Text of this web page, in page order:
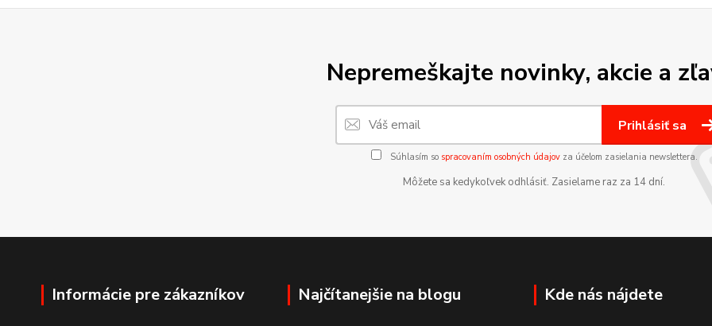
Nepremeškajte novinky, akcie a
Prihlásiť sa
Súhlasím so spracovaním osobných údajovza účelom zasielania newslettera.
Môžete sa kedykoľvek odhlásiť. Zasielame raz za 14 dní.
Informácie pre zákazníkov Najčítanejšie na blogu Kde nás nájdete